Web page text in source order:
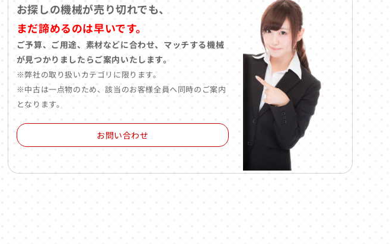
お探しの機械が売り切れでも、
まだ諦めるのは早いです。
ご予算、ご用途、素材などに合わせ、マッチする機械
が見つかりましたらご案内いたします。
※弊社の取り扱いカテゴリに限ります。
※中古は一点物のため、該当のお客様全員へ同時のご案内
となります。
お問い合わせ